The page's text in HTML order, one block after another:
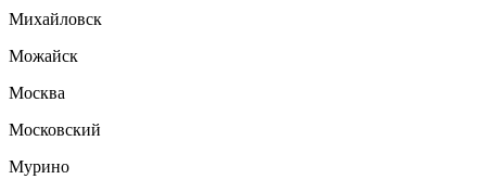
Михайловск
Можайск
Москва
Московский
Мурино